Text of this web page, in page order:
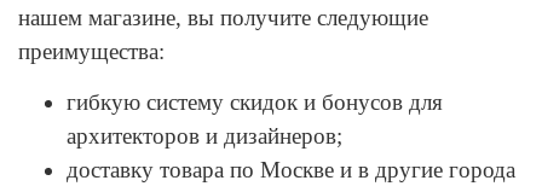
нашем магазине, вы получите следующие
преимущества:
гибкую систему скидок и бонусов для
архитекторов и дизайнеров;
доставку товара по Москве и в другие города